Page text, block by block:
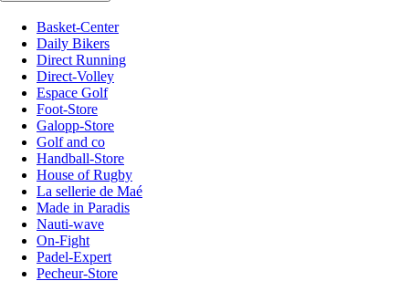
Basket-Center
Daily Bikers
Direct Running
Direct-Volley
Espace Golf
Foot-Store
Galopp-Store
Golf and co
Handball-Store
House of Rugby
La sellerie de Maé
Made in Paradis
Nauti-wave
On-Fight
Padel-Expert
Pecheur-Store